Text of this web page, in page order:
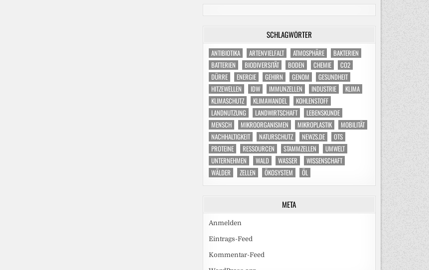
SCHLAGWÖRTER
ANTIBIOTIKA ARTENVIELFALT ATMOSPHÄRE
BAKTERIEN
BATTERIEN
BIODIVERSITÄT BODEN CHEMIE
CO2
DÜRRE
ENERGIE GEHIRN GENOM
GESUNDHEIT
HITZEWELLEN
IDW IMMUNZELLEN INDUSTRIE
KLIMA
KLIMASCHUTZ
KLIMAWANDEL
KOHLENSTOFF
LANDNUTZUNG
LANDWIRTSCHAFT
LEBENSKUNDE
MENSCH
MIKROORGANISMEN MIKROPLASTIK
MOBILITÄT
NACHHALTIGKEIT
NATURSCHUTZ NEWZS.DE
OTS
PROTEINE
RESSOURCEN STAMMZELLEN
UMWELT
UNTERNEHMEN
WALD WASSER
WISSENSCHAFT
WÄLDER
ZELLEN ÖKOSYSTEM ÖL
META
Anmelden
Eintrags-Feed
Kommentar-Feed